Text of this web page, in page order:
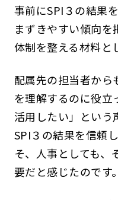
事前にSPI３の結果
まずきやすい傾向
体制を整える材料と
配属先の担当者から
を理解するのに役立
活用したい」という
SPI３の結果を信頼
そ、人事としても、
要だと感じたのです。